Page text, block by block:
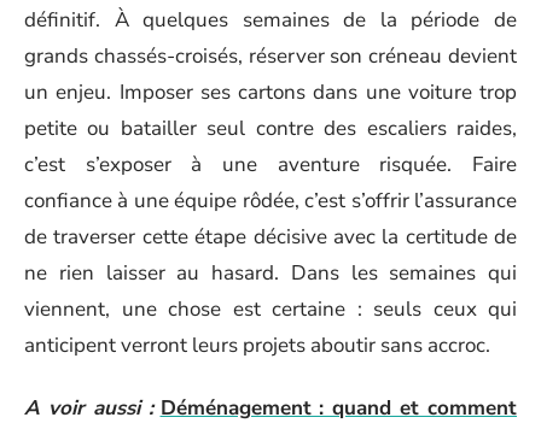
définitif. À quelques semaines de la période de
grands chassés-croisés, réserver son créneau devient
un enjeu. Imposer ses cartons dans une voiture trop
petite ou batailler seul contre des escaliers raides,
c’est s’exposer à une aventure risquée. Faire
confiance à une équipe rôdée, c’est s’offrir l’assurance
de traverser cette étape décisive avec la certitude de
ne rien laisser au hasard. Dans les semaines qui
viennent, une chose est certaine : seuls ceux qui
anticipent verront leurs projets aboutir sans accroc.
A voir aussi : Déménagement : quand et comment